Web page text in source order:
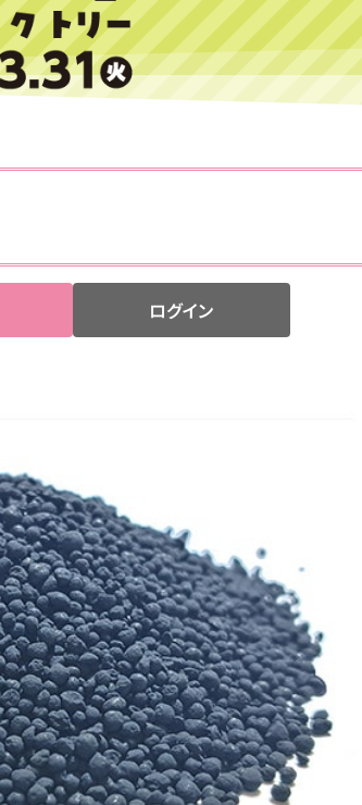
ログイン